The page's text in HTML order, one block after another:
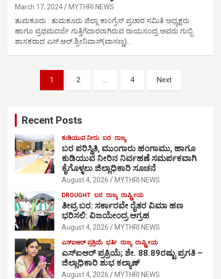
March 17, 2024 MYTHRI NEWS
ತುಮಕೂರು : ತುಮಕೂರು ಜಿಲ್ಲಾ ಕಾಂಗ್ರೆಸ್ ಪ್ರಚಾರ ಸಮಿತಿ ಅಧ್ಯಕ್ಷರು
ಹಾಗೂ ಪ್ರಥಮದರ್ಜೆ ಗುತ್ತಿಗೆದಾರರಾಗಿರುವ ರಾಯಸಂದ್ರ ಅವರು ಗುಬ್ಬಿ
ಶಾಸಕರಾದ ಎಸ್.ಆರ್.ಶ್ರೀನಿವಾಸ್(ವಾಸಣ್ಣ)…
pagination
1 2 … 4 Next
Recent Posts
ಕುಡಿಯುವ ನೀರು ಬರ ರಾಜ್ಯ
ಬರ ಪರಿಸ್ಥಿತಿ, ಮುಂಗಾರು ಹಂಗಾಮು, ಹಾಗೂ
ಕುಡಿಯುವ ನೀರಿನ ನಿರ್ವಹಣೆ ಸಮರ್ಪಕವಾಗಿ
ಕೈಗೊಳ್ಳಲು ಜಿಲ್ಲಾಧಿಕಾರಿ ಸೂಚನೆ
August 4, 2026 MYTHRI NEWS
DROUGHT ಬರ ರಾಜ್ಯ ರಾಷ್ಟ್ರೀಯ
ತೀವ್ರ ಬರ: ಸರ್ಕಾರವೇ ರೈತರ ವಿಮಾ ಹಣ
ಭರಿಸಲಿ: ವಿಜಯೇಂದ್ರ ಆಗ್ರಹ
August 4, 2026 MYTHRI NEWS
ಎಸ್‍ಐಆರ್ ಪ್ರಕ್ರಿಯೆ ಭರ್ತಿ ರಾಜ್ಯ ರಾಷ್ಟ್ರೀಯ
ಎಸ್‍ಐಆರ್ ಪ್ರಕ್ರಿಯೆ; ಶೇ. 88.89ರಷ್ಟು ಪ್ರಗತಿ –
ಜಿಲ್ಲಾಧಿಕಾರಿ ಶುಭ ಕಲ್ಯಾಣ್
August 4, 2026 MYTHRI NEWS